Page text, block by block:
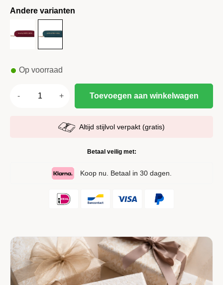
Andere varianten
Op voorraad
Toevoegen aan winkelwagen
Altijd stijlvol verpakt (gratis)
Betaal veilig met:
Koop nu. Betaal in 30 dagen.